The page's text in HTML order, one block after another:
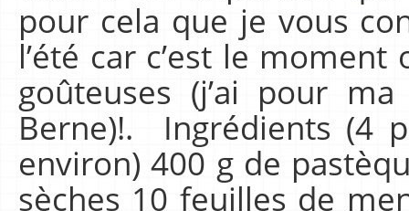
pour cela que je vous
l’été car c’est le
goûteuses (j’ai pour
Berne)!. Ingrédients (4
environ) 400 g de
sèches 10 feuilles de